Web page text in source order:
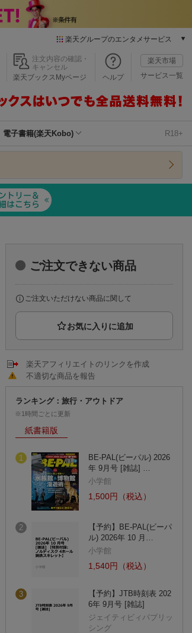
楽天グループのエンタメサービス
本/ゲーム/CD/DVD
楽天ブックス
楽天Kobo
楽天チケット
エンタメニュース
推し楽
注文内容の確認・
キャンセル
楽天ブックスMyページ
ヘルプ
楽天市場
サービス一覧
電子書籍(楽天Kobo) R18+
ご注文できない商品
ご注文いただけない商品に関して
楽天アフィリエイトのリンクを作成
不適切な商品を報告
ランキング：旅行・アウトドア
※1時間ごとに更新
紙書籍版
1
BE-PAL(ビーパル) 2026
年 9月号 [雑誌] …
小学館
1,500円（税込）
2
【予約】BE-PAL(ビーパ
ル) 2026年 10 月…
小学館
1,540円（税込）
3
【予約】JTB時刻表 202
6年 9月号 [雑誌]
ジェイティビィパブリッ
シング